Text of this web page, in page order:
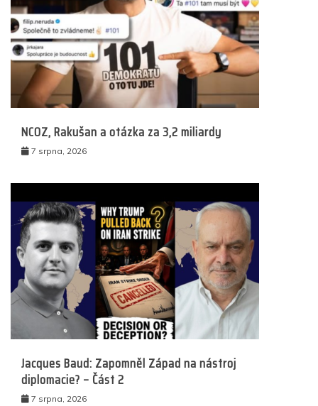
NCOZ, Rakušan a otázka za 3,2 miliardy
7 srpna, 2026
Jacques Baud: Zapomněl Západ na nástroj
diplomacie? – Část 2
7 srpna, 2026